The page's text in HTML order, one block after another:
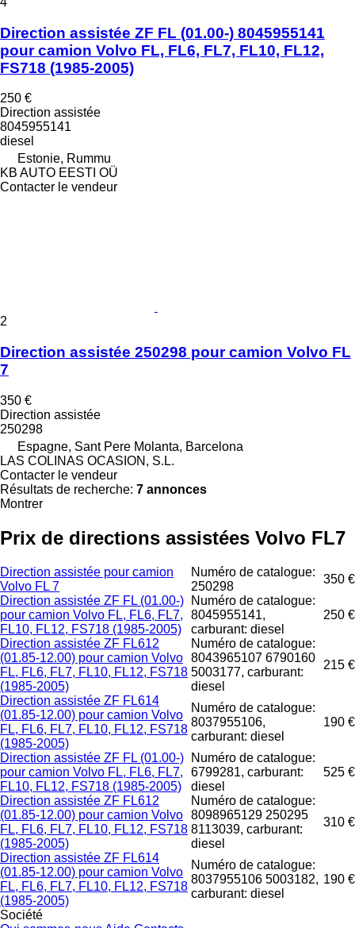
Direction assistée ZF FL (01.00-) 8045955141
pour camion Volvo FL, FL6, FL7, FL10, FL12,
FS718 (1985-2005)
250 €
Direction assistée
8045955141
diesel
Estonie, Rummu
KB AUTO EESTI OÜ
Contacter le vendeur
2
Direction assistée 250298 pour camion Volvo FL
7
350 €
Direction assistée
250298
Espagne, Sant Pere Molanta, Barcelona
LAS COLINAS OCASION, S.L.
Contacter le vendeur
Résultats de recherche: 7 annonces
Montrer
Prix de directions assistées Volvo FL7
Direction assistée pour camion
Volvo FL 7
Numéro de catalogue:
250298
350 €
Direction assistée ZF FL (01.00-)
pour camion Volvo FL, FL6, FL7,
FL10, FL12, FS718 (1985-2005)
Numéro de catalogue:
8045955141,
carburant: diesel
250 €
Direction assistée ZF FL612
(01.85-12.00) pour camion Volvo
FL, FL6, FL7, FL10, FL12, FS718
(1985-2005)
Numéro de catalogue:
8043965107 6790160
5003177, carburant:
diesel
215 €
Direction assistée ZF FL614
(01.85-12.00) pour camion Volvo
FL, FL6, FL7, FL10, FL12, FS718
(1985-2005)
Numéro de catalogue:
8037955106,
carburant: diesel
190 €
Direction assistée ZF FL (01.00-)
pour camion Volvo FL, FL6, FL7,
FL10, FL12, FS718 (1985-2005)
Numéro de catalogue:
6799281, carburant:
diesel
525 €
Direction assistée ZF FL612
(01.85-12.00) pour camion Volvo
FL, FL6, FL7, FL10, FL12, FS718
(1985-2005)
Numéro de catalogue:
8098965129 250295
8113039, carburant:
diesel
310 €
Direction assistée ZF FL614
(01.85-12.00) pour camion Volvo
FL, FL6, FL7, FL10, FL12, FS718
(1985-2005)
Numéro de catalogue:
8037955106 5003182,
carburant: diesel
190 €
Société